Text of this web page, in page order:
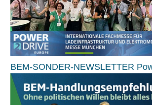
BEM-SONDER-NEWSLETTER